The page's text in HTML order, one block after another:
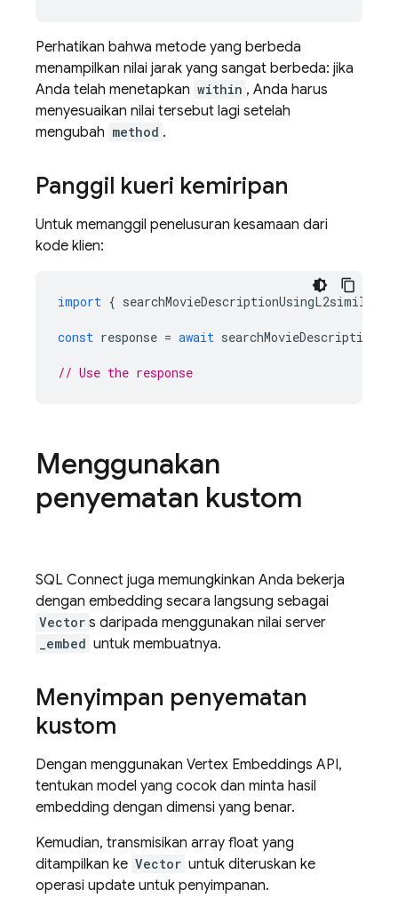
Perhatikan bahwa metode yang berbeda
menampilkan nilai jarak yang sangat berbeda: jika
Anda telah menetapkan within , Anda harus
menyesuaikan nilai tersebut lagi setelah
mengubah method .
Panggil kueri kemiripan
Untuk memanggil penelusuran kesamaan dari
kode klien:
import {
const response = await
// Use the response
Menggunakan
penyematan kustom
SQL Connect juga memungkinkan Anda bekerja
dengan embedding secara langsung sebagai
Vector s daripada menggunakan nilai server
_embed untuk membuatnya.
Menyimpan penyematan
kustom
Dengan menggunakan Vertex Embeddings API,
tentukan model yang cocok dan minta hasil
embedding dengan dimensi yang benar.
Kemudian, transmisikan array float yang
ditampilkan ke Vector untuk diteruskan ke
operasi update untuk penyimpanan.